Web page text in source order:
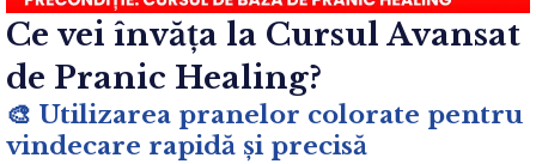
Ce vei învăța la Cursul Avansat
de Pranic Healing?
🎨 Utilizarea pranelor colorate pentru
vindecare rapidă și precisă